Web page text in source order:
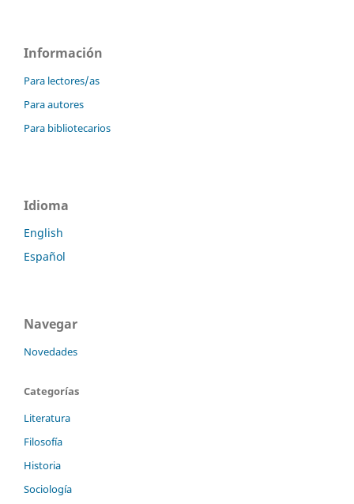
Información
Para lectores/as
Para autores
Para bibliotecarios
Idioma
English
Español
Navegar
Novedades
Categorías
Literatura
Filosofía
Historia
Sociología